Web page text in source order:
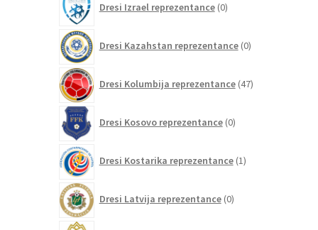
Dresi Izrael reprezentance 0izdelkov
Dresi Kazahstan reprezentance 0izdelkov
Dresi Kolumbija reprezentance 47izdelkov
Dresi Kosovo reprezentance 0izdelkov
Dresi Kostarika reprezentance 1izdelek
Dresi Latvija reprezentance 0izdelkov